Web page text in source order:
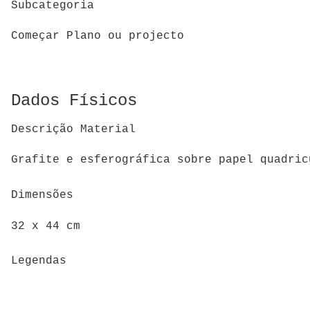
Subcategoria
Começar Plano ou projecto
Dados Físicos
Descrição Material
Grafite e esferográfica sobre papel
Dimensões
32 x 44 cm
Legendas